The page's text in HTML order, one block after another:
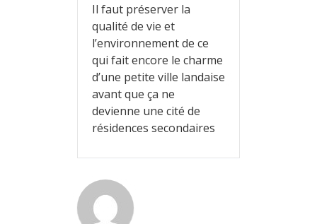
Il faut préserver la
qualité de vie et
l’environnement de ce
qui fait encore le charme
d’une petite ville landaise
avant que ça ne
devienne une cité de
résidences secondaires